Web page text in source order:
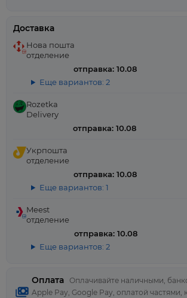
Оплата
Оплачивайте наличными,
Apple Pay, Google Pay, оплатой частями,
Доставка
Нова пошта
отделение
отправка: 10.08
Еще вариантов: 2
Rozetka
Delivery
отправка: 10.08
Укрпошта
отделение
отправка: 10.08
Еще вариантов: 1
Meest
отделение
отправка: 10.08
Еще вариантов: 2